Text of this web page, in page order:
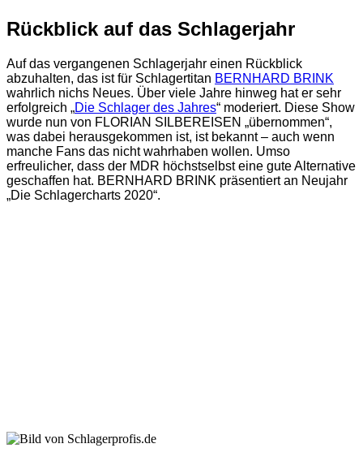
Rückblick auf das Schlagerjahr
Auf das vergangenen Schlagerjahr einen Rückblick
abzuhalten, das ist für Schlagertitan BERNHARD BRINK
wahrlich nichs Neues. Über viele Jahre hinweg hat er sehr
erfolgreich „Die Schlager des Jahres“ moderiert. Diese Show
wurde nun von FLORIAN SILBEREISEN „übernommen“,
was dabei herausgekommen ist, ist bekannt – auch wenn
manche Fans das nicht wahrhaben wollen. Umso
erfreulicher, dass der MDR höchstselbst eine gute Alternative
geschaffen hat. BERNHARD BRINK präsentiert an Neujahr
„Die Schlagercharts 2020“.